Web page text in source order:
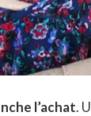
l’achat.